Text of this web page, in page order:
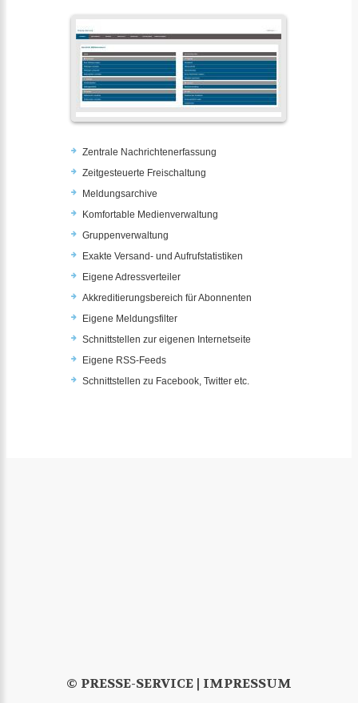
Zentrale Nachrichtenerfassung
Zeitgesteuerte Freischaltung
Meldungsarchive
Komfortable Medienverwaltung
Gruppenverwaltung
Exakte Versand- und Aufrufstatistiken
Eigene Adressverteiler
Akkreditierungsbereich für Abonnenten
Eigene Meldungsfilter
Schnittstellen zur eigenen Internetseite
Eigene RSS-Feeds
Schnittstellen zu Facebook, Twitter etc.
© PRESSE-SERVICE | IMPRESSUM